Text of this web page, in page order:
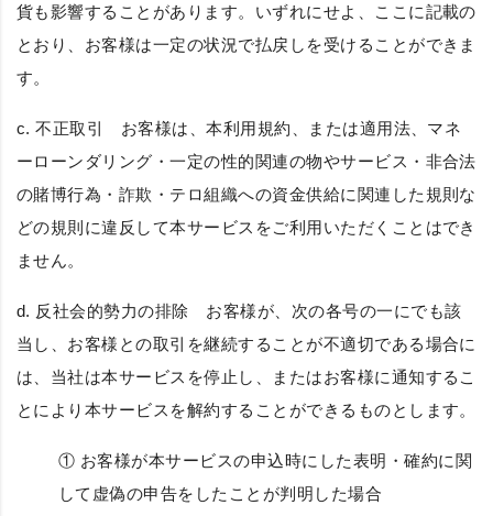
貨も影響することがあります。いずれにせよ、ここに記載の
とおり、お客様は一定の状況で払戻しを受けることができま
す。
c.不正取引
お客様は、本利用規約、または適用法、マネ
ーローンダリング・一定の性的関連の物やサービス・非合法
の賭博行為・詐欺・テロ組織への資金供給に関連した規則な
どの規則に違反して本サービスをご利用いただくことはでき
ません。
d. 反社会的勢力の排除 お客様が、次の各号の一にでも該
当し、お客様との取引を継続することが不適切である場合に
は、当社は本サービスを停止し、またはお客様に通知するこ
とにより本サービスを解約することができるものとします。
① お客様が本サービスの申込時にした表明・確約に関
して虚偽の申告をしたことが判明した場合